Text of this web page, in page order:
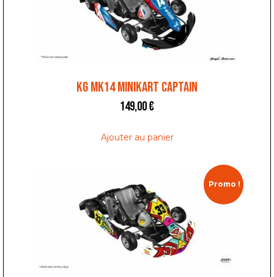
KG MK14 MINIKART CAPTAIN
149,00€
Ajouter au panier
Promo !